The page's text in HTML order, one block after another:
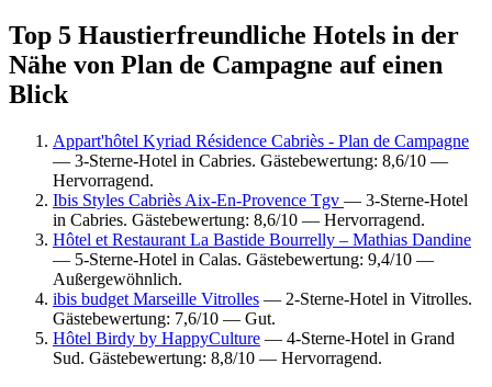
Top 5 Haustierfreundliche Hotels in der
Nähe von Plan de Campagne auf einen
Blick
Appart'hôtel Kyriad Résidence Cabriès - Plan de Campagne
— 3-Sterne-Hotel in Cabries. Gästebewertung: 8,6/10 —
Hervorragend.
Ibis Styles Cabriès Aix-En-Provence Tgv — 3-Sterne-Hotel
in Cabries. Gästebewertung: 8,6/10 — Hervorragend.
Hôtel et Restaurant La Bastide Bourrelly – Mathias Dandine
— 5-Sterne-Hotel in Calas. Gästebewertung: 9,4/10 —
Außergewöhnlich.
ibis budget Marseille Vitrolles — 2-Sterne-Hotel in Vitrolles.
Gästebewertung: 7,6/10 — Gut.
Hôtel Birdy by HappyCulture — 4-Sterne-Hotel in Grand
Sud. Gästebewertung: 8,8/10 — Hervorragend.